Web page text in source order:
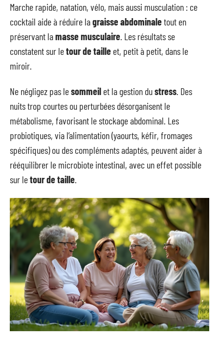
Marche rapide, natation, vélo, mais aussi musculation : ce
cocktail aide à réduire lagraisse abdominaletout en
préservant lamasse musculaire . Les résultats se
constatent sur letour de taille et, petit à petit, dans le
miroir.
Ne négligez pas lesommeil et la gestion dustress. Des
nuits trop courtes ou perturbées désorganisent le
métabolisme, favorisant le stockage abdominal. Les
probiotiques, via l’alimentation (yaourts, kéfir, fromages
spécifiques) ou des compléments adaptés, peuvent aider à
rééquilibrer le microbiote intestinal, avec un effet possible
sur letour de taille.